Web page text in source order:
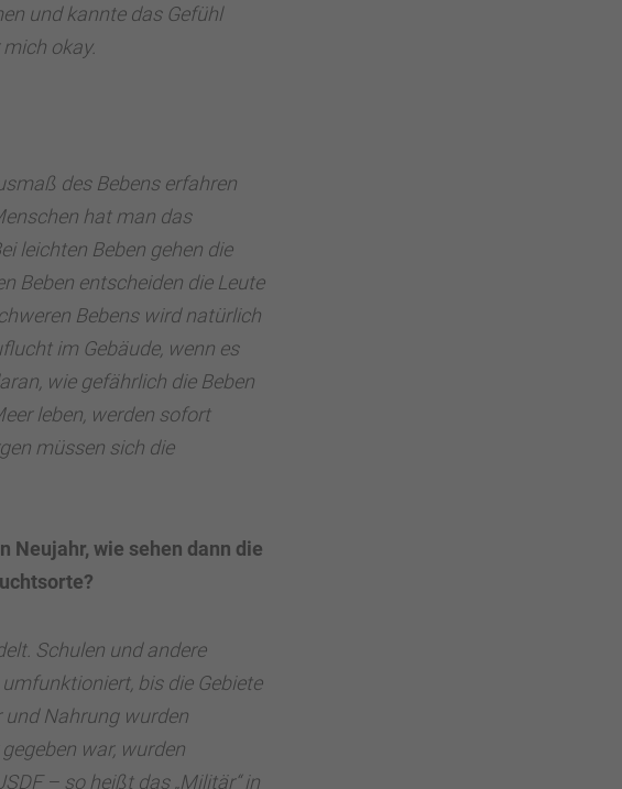
und kannte das Gefühl
okay.
des Bebens erfahren
hat man das
leichten Beben gehen die
Beben entscheiden die Leute
Bebens wird natürlich
im Gebäude, wenn es
wie gefährlich die Beben
leben, werden sofort
müssen sich die
Neujahr, wie sehen dann die
Schulen und andere
bis die Gebiete
Nahrung wurden
war, wurden
– so heißt das „Militär“ in